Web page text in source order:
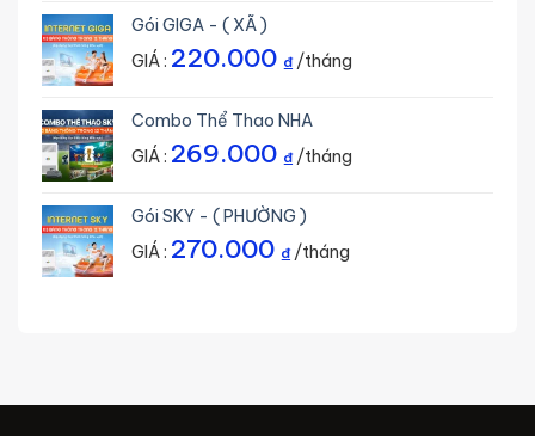
Gói GIGA - ( XÃ )
GIÁ : 220.000 ₫/tháng
Combo Thể Thao NHA
GIÁ : 269.000 ₫/tháng
Gói SKY - ( PHƯỜNG )
GIÁ : 270.000 ₫/tháng